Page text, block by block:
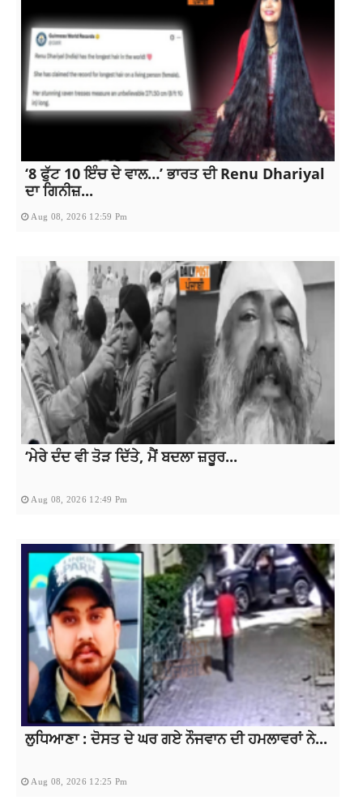
‘8 ਫੁੱਟ 10 ਇੰਚ ਦੇ ਵਾਲ…’ ਭਾਰਤ ਦੀ Renu Dhariyal
ਦਾ ਗਿਨੀਜ਼...
Aug 08, 2026 12:59 Pm
‘ਮੇਰੇ ਦੰਦ ਵੀ ਤੋੜ ਦਿੱਤੇ, ਮੈਂ ਬਦਲਾ ਜ਼ਰੂਰ...
Aug 08, 2026 12:49 Pm
ਲੁਧਿਆਣਾ : ਦੋਸਤ ਦੇ ਘਰ ਗਏ ਨੌਜਵਾਨ ਦੀ ਹਮਲਾਵਰਾਂ ਨੇ...
Aug 08, 2026 12:25 Pm